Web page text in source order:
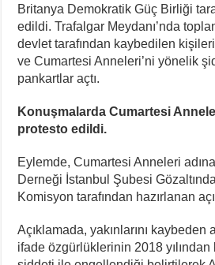
Britanya Demokratik Güç Birliği
edildi. Trafalgar Meydanı’nda
devlet tarafından kaybedilen
ve Cumartesi Anneleri’ni yönelik
pankartlar açtı.
Konuşmalarda Cumartesi
protesto edildi.
Eylemde, Cumartesi Anneleri
Derneği İstanbul Şubesi
Komisyon tarafından hazırlanan
Açıklamada, yakınlarını
ifade özgürlüklerinin 2018 yılından